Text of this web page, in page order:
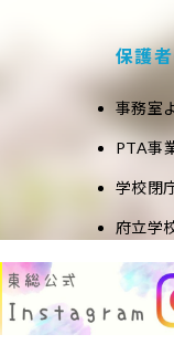
保護
事務室
PTA事
学校閉
府立学